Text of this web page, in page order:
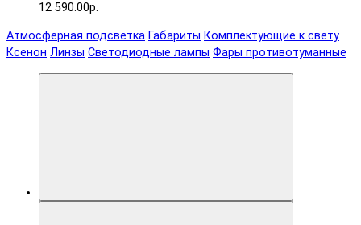
12 590.00р.
Атмосферная подсветка Габариты Комплектующие к свету
Ксенон Линзы Светодиодные лампы Фары противотуманные